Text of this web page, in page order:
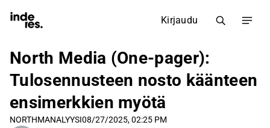
Kirjaudu
North Media (One-pager):
Tulosennusteen nosto käänteen
ensimerkkien myötä
NORTHMANALYYSI08/27/2025, 02:25 PM